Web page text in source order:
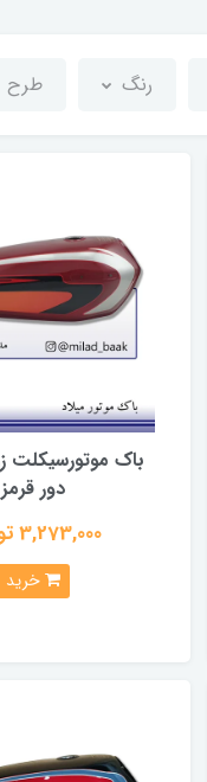
رنگ طرح
دور قرمز
3,273,000 تومان
خرید